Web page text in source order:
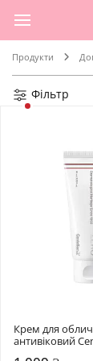
Продукти
Фільтр
Крем для
антивіковий
Madeca Cream